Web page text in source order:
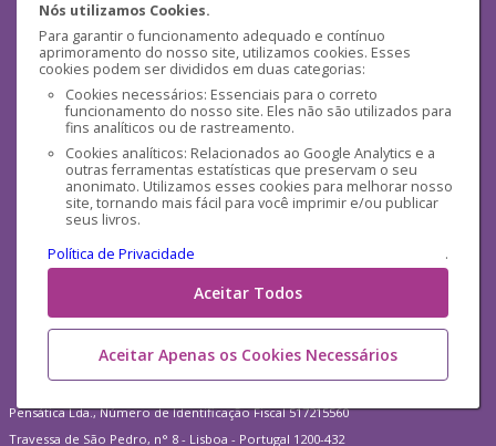
Nós utilizamos Cookies.
Para garantir o funcionamento adequado e contínuo
aprimoramento do nosso site, utilizamos cookies. Esses
cookies podem ser divididos em duas categorias:
Cookies necessários: Essenciais para o correto
funcionamento do nosso site. Eles não são utilizados para
fins analíticos ou de rastreamento.
Cookies analíticos: Relacionados ao Google Analytics e a
outras ferramentas estatísticas que preservam o seu
anonimato. Utilizamos esses cookies para melhorar nosso
site, tornando mais fácil para você imprimir e/ou publicar
seus livros.
Política de Privacidade
.
Aceitar Todos
Aceitar Apenas os Cookies Necessários
Segurança
Mídias Sociais
Pensática Lda., Número de Identificação Fiscal 517215560
Travessa de São Pedro, n° 8 - Lisboa - Portugal 1200-432